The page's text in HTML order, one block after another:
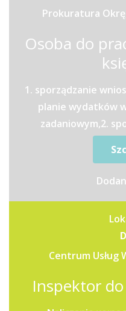
Prokuratura
Osoba do
1. sporządzanie
planie wydatków
zadaniowym,2.
dokonanie
Centrum Usług
Inspektor